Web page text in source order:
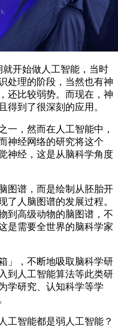
开始做人工智能，当时
处理的阶段，当然也有神
还比较弱势。而现在，神
得到了很深刻的应用。
，然而在人工智能中，
神经网络的研究将这个
神经，这是从脑科学角度
谱，而是绘制从胚胎开
了人脑图谱的发展过程。
到高级动物的脑图谱，不
是需要全世界的脑科学家
，不断地吸取脑科学研
到人工智能算法等此类研
学研究、认知科学等学
智能都是弱人工智能？